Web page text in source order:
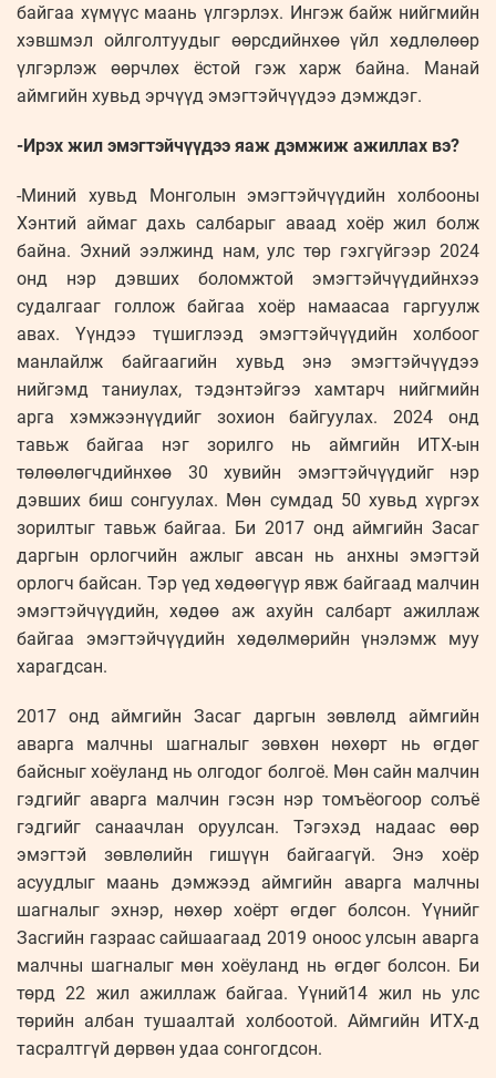
байгаа хүмүүс маань үлгэрлэх. Ингэж байж нийгмийн
хэвшмэл ойлголтуудыг өөрсдийнхөө үйл хөдлөлөөр
үлгэрлэж өөрчлөх ёстой гэж харж байна. Манай
аймгийн хувьд эрчүүд эмэгтэйчүүдээ дэмждэг.
-Ирэх жил эмэгтэйчүүдээ яаж дэмжиж ажиллах вэ?
-Миний хувьд Монголын эмэгтэйчүүдийн холбооны
Хэнтий аймаг дахь салбарыг аваад хоёр жил болж
байна. Эхний ээлжинд нам, улс төр гэхгүйгээр 2024
онд нэр дэвших боломжтой эмэгтэйчүүдийнхээ
судалгааг голлож байгаа хоёр намаасаа гаргуулж
авах. Үүндээ түшиглээд эмэгтэйчүүдийн холбоог
манлайлж байгаагийн хувьд энэ эмэгтэйчүүдээ
нийгэмд таниулах, тэдэнтэйгээ хамтарч нийгмийн
арга хэмжээнүүдийг зохион байгуулах. 2024 онд
тавьж байгаа нэг зорилго нь аймгийн ИТХ-ын
төлөөлөгчдийнхөө 30 хувийн эмэгтэйчүүдийг нэр
дэвших биш сонгуулах. Мөн сумдад 50 хувьд хүргэх
зорилтыг тавьж байгаа. Би 2017 онд аймгийн Засаг
даргын орлогчийн ажлыг авсан нь анхны эмэгтэй
орлогч байсан. Тэр үед хөдөөгүүр явж байгаад малчин
эмэгтэйчүүдийн, хөдөө аж ахуйн салбарт ажиллаж
байгаа эмэгтэйчүүдийн хөдөлмөрийн үнэлэмж муу
харагдсан.
2017 онд аймгийн Засаг даргын зөвлөлд аймгийн
аварга малчны шагналыг зөвхөн нөхөрт нь өгдөг
байсныг хоёуланд нь олгодог болгоё. Мөн сайн малчин
гэдгийг аварга малчин гэсэн нэр томъёогоор солъё
гэдгийг санаачлан оруулсан. Тэгэхэд надаас өөр
эмэгтэй зөвлөлийн гишүүн байгаагүй. Энэ хоёр
асуудлыг маань дэмжээд аймгийн аварга малчны
шагналыг эхнэр, нөхөр хоёрт өгдөг болсон. Үүнийг
Засгийн газраас сайшаагаад 2019 оноос улсын аварга
малчны шагналыг мөн хоёуланд нь өгдөг болсон. Би
төрд 22 жил ажиллаж байгаа. Үүний14 жил нь улс
төрийн албан тушаалтай холбоотой. Аймгийн ИТХ-д
тасралтгүй дөрвөн удаа сонгогдсон.